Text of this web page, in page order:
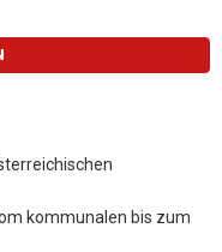
kommunalen bis zum